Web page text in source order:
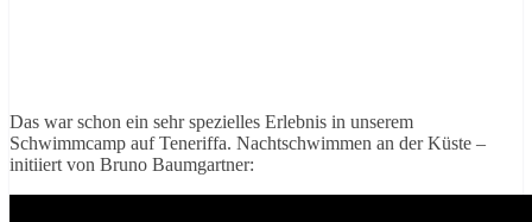
Das war schon ein sehr spezielles Erlebnis in unserem
Schwimmcamp auf Teneriffa. Nachtschwimmen an der Küste –
initiiert von Bruno Baumgartner: